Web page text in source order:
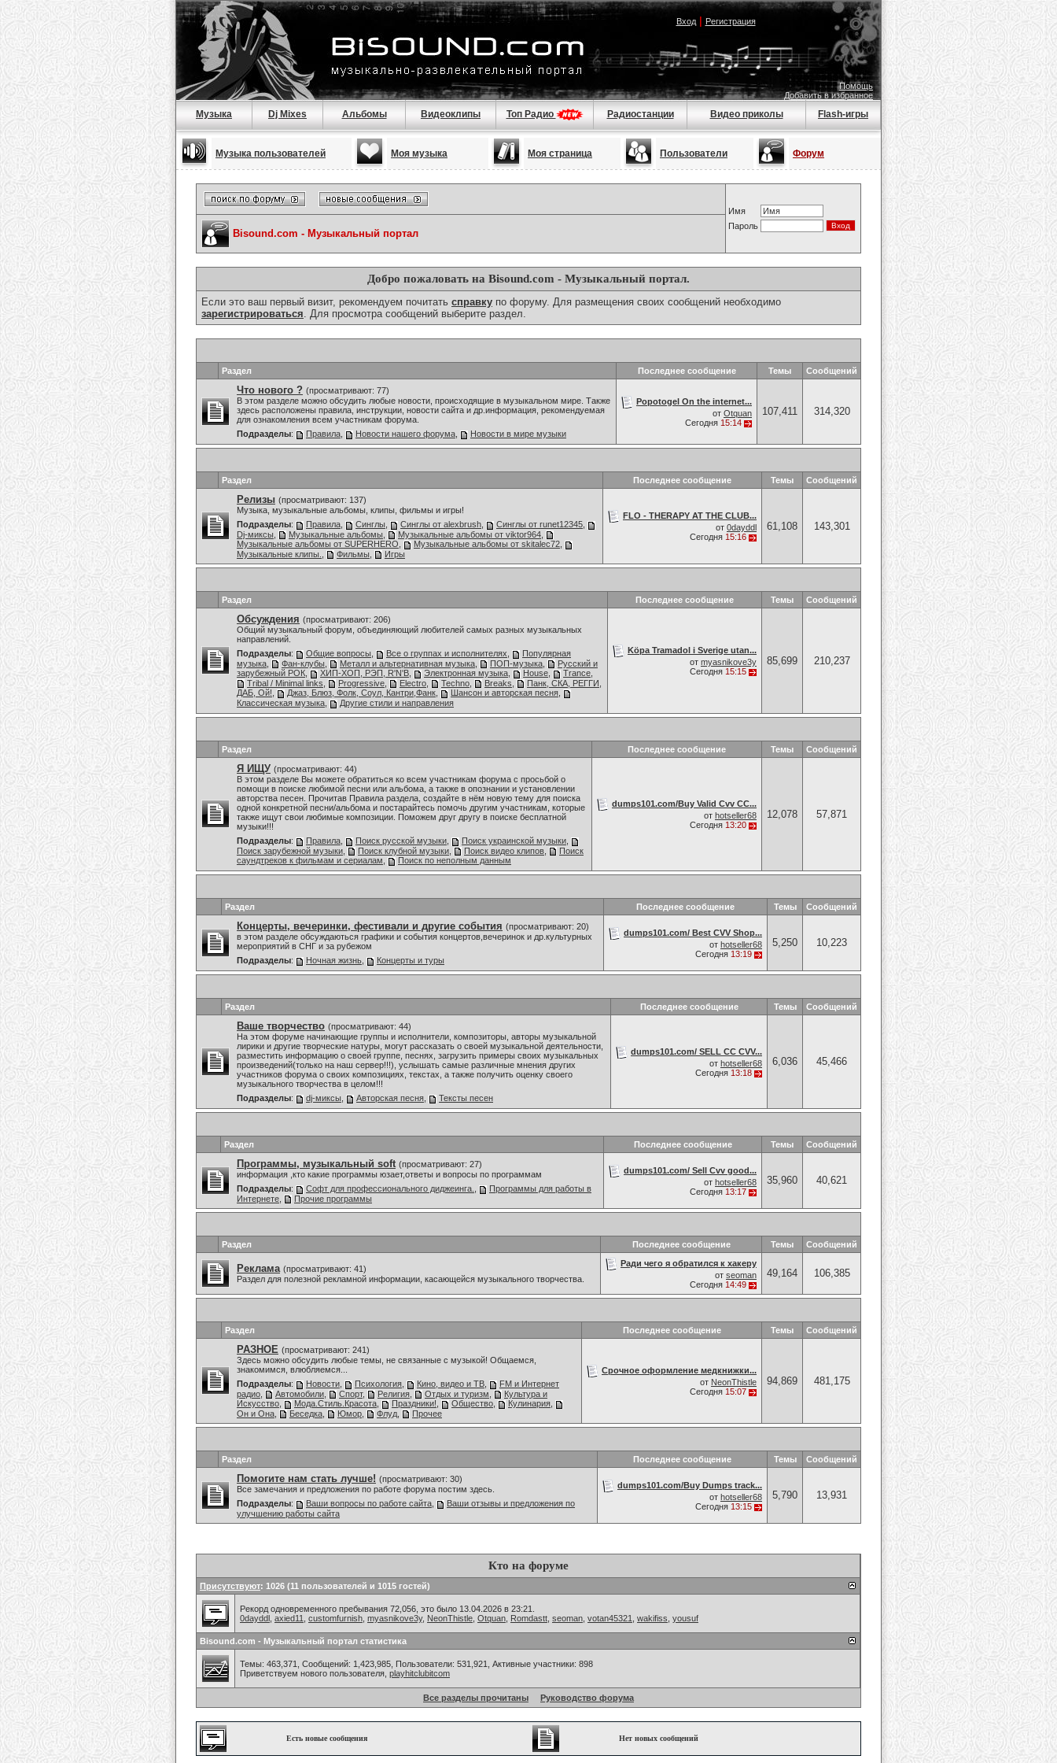
Вход| Регистрация
Помощь
Добавить в избранное
Музыка Dj Mixes Альбомы Видеоклипы Топ Радио Радиостанции Видео приколы Flash-игры
Музыка пользователей Моя музыка Моя страница Пользователи Форум
Имя
Пароль
Bisound.com - Музыкальный портал
Добро пожаловать на Bisound.com - Музыкальный портал.
Если это ваш первый визит, рекомендуем почитать справку по форуму. Для размещения своих сообщений необходимо
зарегистрироваться. Для просмотра сообщений выберите раздел.
Раздел Последнее сообщение Темы Сообщений
Что нового ? (просматривают: 77)
В этом разделе можно обсудить любые новости, происходящие в музыкальном мире. Также
здесь расположены правила, инструкции, новости сайта и др.информация, рекомендуемая
для ознакомления всем участникам форума.
Подразделы: Правила Новости нашего форума Новости в мире музыки
Popotogel On the internet...
от Otquan
Сегодня 15:14
107,411 314,320
Раздел Последнее сообщение Темы Сообщений
Релизы (просматривают: 137)
Музыка, музыкальные альбомы, клипы, фильмы и игры!
Подразделы: Правила Синглы Синглы от alexbrush Синглы от runet12345
Dj-миксы
Музыкальные альбомы Музыкальные альбомы от viktor964
Музыкальные альбомы от SUPERHERO
Музыкальные альбомы от skitalec72
Музыкальные клипы.
Фильмы Игры
FLO - THERAPY AT THE CLUB...
от 0dayddl
Сегодня 15:16
61,108 143,301
Раздел Последнее сообщение Темы Сообщений
Обсуждения (просматривают: 206)
Общий музыкальный форум, объединяющий любителей самых разных музыкальных
направлений.
Подразделы: Общие вопросы Все о группах и исполнителях
Популярная
музыка
Фан-клубы Металл и альтернативная музыка ПОП-музыка
Русский и
зарубежный РОК
ХИП-ХОП, РЭП, R'N'B Электронная музыка House Trance
Tribal / Minimal links
Progressive Electro Techno Breaks
Панк, СКА, РЕГГИ,
ДАБ, Ой!
Джаз, Блюз, Фолк, Соул, Кантри,Фанк Шансон и авторская песня
Классическая музыка
Другие стили и направления
Köpa Tramadol i Sverige utan...
от myasnikove3y
Сегодня 15:15
85,699 210,237
Раздел Последнее сообщение Темы Сообщений
Я ИЩУ (просматривают: 44)
В этом разделе Вы можете обратиться ко всем участникам форума с просьбой о
помощи в поиске любимой песни или альбома, а также в опознании и установлении
авторства песен. Прочитав Правила раздела, создайте в нём новую тему для поиска
одной конкретной песни/альбома и постарайтесь помочь другим участникам, которые
также ищут свои любимые композиции. Поможем друг другу в поиске бесплатной
музыки!!!
Подразделы: Правила Поиск русской музыки Поиск украинской музыки
Поиск зарубежной музыки
Поиск клубной музыки Поиск видео клипов
Поиск
саундтреков к фильмам и сериалам
Поиск по неполным данным
dumps101.com/Buy Valid Cvv CC...
от hotseller68
Сегодня 13:20
12,078 57,871
Раздел Последнее сообщение Темы Сообщений
Концерты, вечеринки, фестивали и другие события (просматривают: 20)
в этом разделе обсуждаються графики и события концертов,вечеринок и др.культурных
мероприятий в СНГ и за рубежом
Подразделы: Ночная жизнь Концерты и туры
dumps101.com/ Best CVV Shop...
от hotseller68
Сегодня 13:19
5,250 10,223
Раздел Последнее сообщение Темы Сообщений
Ваше творчество (просматривают: 44)
На этом форуме начинающие группы и исполнители, композиторы, авторы музыкальной
лирики и другие творческие натуры, могут рассказать о своей музыкальной деятельности,
разместить информацию о своей группе, песнях, загрузить примеры своих музыкальных
произведений(только на наш сервер!!!), услышать самые различные мнения других
участников форума о своих композициях, текстах, а также получить оценку своего
музыкального творчества в целом!!!
Подразделы: dj-миксы Авторская песня Тексты песен
dumps101.com/ SELL CC CVV...
от hotseller68
Сегодня 13:18
6,036 45,466
Раздел Последнее сообщение Темы Сообщений
Программы, музыкальный soft (просматривают: 27)
информация ,кто какие программы юзает,ответы и вопросы по программам
Подразделы: Софт для профессионального диджеинга.
Программы для работы в
Интернете
Прочие программы
dumps101.com/ Sell Cvv good...
от hotseller68
Сегодня 13:17
35,960 40,621
Раздел Последнее сообщение Темы Сообщений
Реклама (просматривают: 41)
Раздел для полезной рекламной информации, касающейся музыкального творчества.
Ради чего я обратился к хакеру
от seoman
Сегодня 14:49
49,164 106,385
Раздел Последнее сообщение Темы Сообщений
РАЗНОЕ (просматривают: 241)
Здесь можно обсудить любые темы, не связанные с музыкой! Общаемся,
знакомимся, влюбляемся...
Подразделы: Новости Психология Кино, видео и ТВ
FM и Интернет
радио
Автомобили Спорт, Религия Отдых и туризм
Культура и
Искусство
Мода.Стиль.Красота Праздники! Общество Кулинария
Он и Она
Беседка Юмор Флуд Прочее
Срочное оформление медкнижки...
от NeonThistle
Сегодня 15:07
94,869 481,175
Раздел Последнее сообщение Темы Сообщений
Помогите нам стать лучше! (просматривают: 30)
Все замечания и предложения по работе форума постим здесь.
Подразделы: Ваши вопросы по работе сайта
Ваши отзывы и предложения по
улучшению работы сайта
dumps101.com/Buy Dumps track...
от hotseller68
Сегодня 13:15
5,790 13,931
Кто на форуме
Присутствуют: 1026 (11 пользователей и 1015 гостей)
Рекорд одновременного пребывания 72,056, это было 13.04.2026 в 23:21.
0dayddl axied11 customfurnish myasnikove3y, NeonThistle Otquan Romdastt seoman votan45321 wakifiss yousuf
Bisound.com - Музыкальный портал статистика
Темы: 463,371, Сообщений: 1,423,985, Пользователи: 531,921, Активные участники: 898
Приветствуем нового пользователя, playhitclubitcom
Все разделы прочитаны Руководство форума
Есть новые сообщения Нет новых сообщений